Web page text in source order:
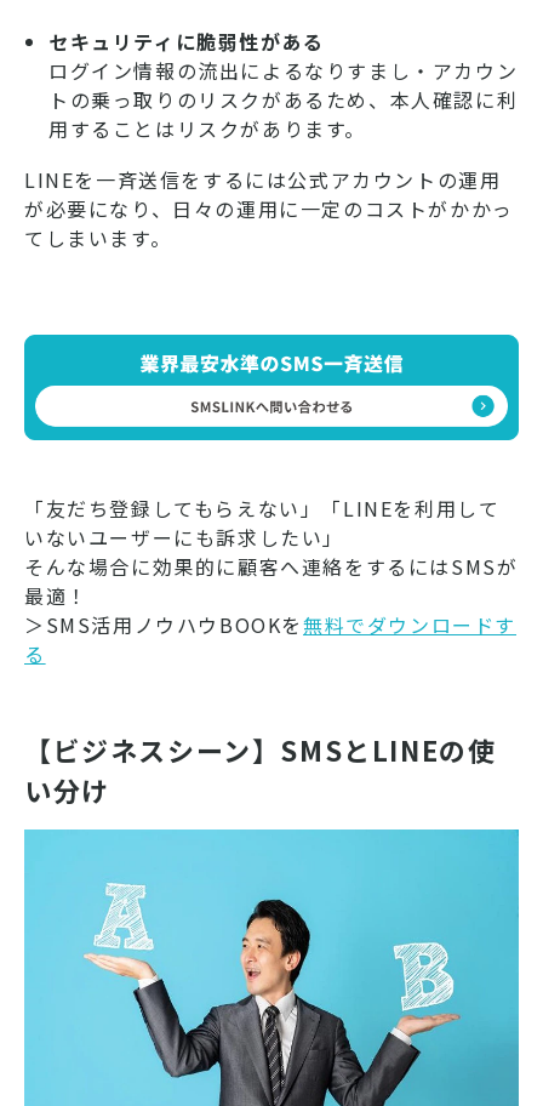
セキュリティに脆弱性がある
ログイン情報の流出によるなりすまし・アカウン
トの乗っ取りのリスクがあるため、本人確認に利
用することはリスクがあります。
LINEを一斉送信をするには公式アカウントの運用
が必要になり、日々の運用に一定のコストがかかっ
てしまいます。
「友だち登録してもらえない」「LINEを利用して
いないユーザーにも訴求したい」
そんな場合に効果的に顧客へ連絡をするにはSMSが
最適！
＞SMS活用ノウハウBOOKを無料でダウンロードす
る
【ビジネスシーン】SMSとLINEの使
い分け